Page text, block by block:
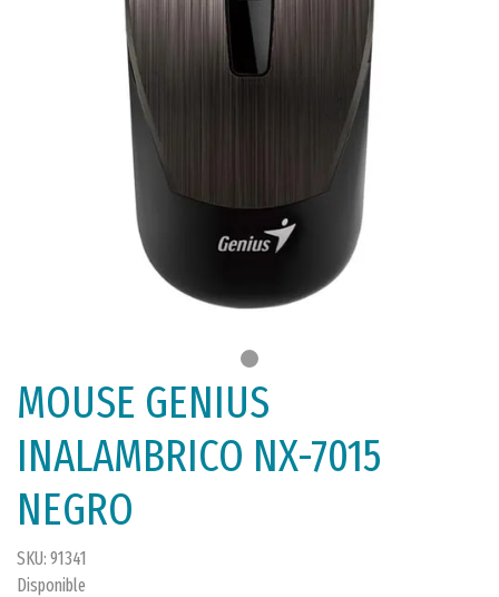
MOUSE GENIUS
INALAMBRICO NX-7015
NEGRO
SKU: 91341
Disponible